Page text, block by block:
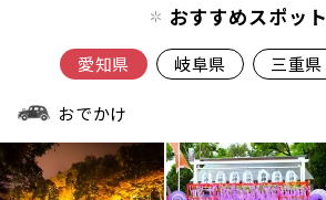
おすすめスポット
愛知県 岐阜県 三重県
おでかけ